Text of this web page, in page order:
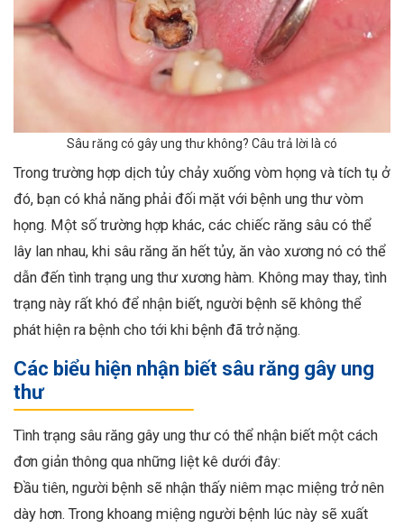
Sâu răng có gây ung thư không? Câu trả lời là có
Trong trường hợp dịch tủy chảy xuống vòm họng và tích tụ ở
đó, bạn có khả năng phải đối mặt với bệnh ung thư vòm
họng. Một số trường hợp khác, các chiếc răng sâu có thể
lây lan nhau, khi sâu răng ăn hết tủy, ăn vào xương nó có thể
dẫn đến tình trạng ung thư xương hàm. Không may thay, tình
trạng này rất khó để nhận biết, người bệnh sẽ không thể
phát hiện ra bệnh cho tới khi bệnh đã trở nặng.
Các biểu hiện nhận biết sâu răng gây ung
thư
Tình trạng sâu răng gây ung thư có thể nhận biết một cách
đơn giản thông qua những liệt kê dưới đây:
Đầu tiên, người bệnh sẽ nhận thấy niêm mạc miệng trở nên
dày hơn. Trong khoang miệng người bệnh lúc này sẽ xuất